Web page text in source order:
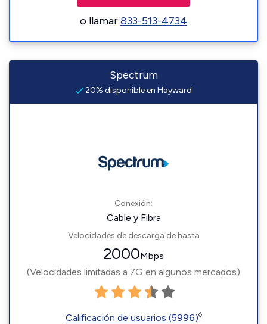
o llamar833-513-4734
Spectrum
20% disponible en Hayward
Conexión:
Cable y Fibra
Velocidades de descarga de hasta
2000Mbps
(Velocidades limitadas a 7G en algunos mercados)
Calificación de usuarios (5996)◊